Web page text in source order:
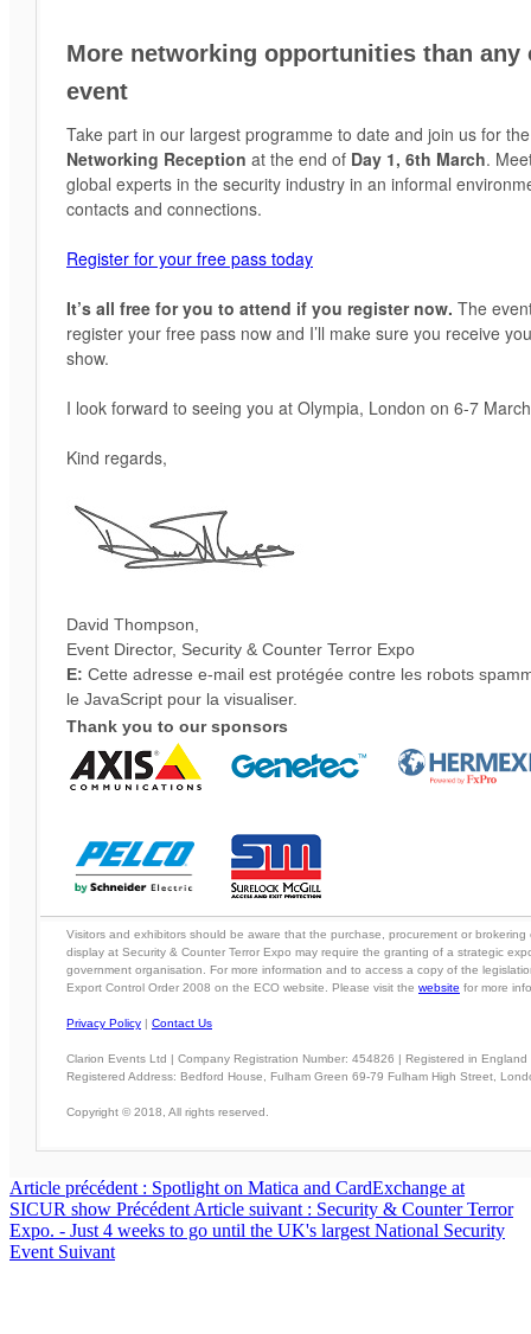
More networking opportunities than any
event
Take part in our largest programme to date and join us for
Networking Reception at the end of Day 1, 6th March.
global experts in the security industry in an informal
contacts and connections.
Register for your free pass today
It’s all free for you to attend if you register now. The
register your free pass now and I’ll make sure you receive
show.
I look forward to seeing you at Olympia, London on 6-7
Kind regards,
David Thompson,
Event Director, Security & Counter Terror Expo
E: Cette adresse e-mail est protégée contre les robots
le JavaScript pour la visualiser.
Thank you to our sponsors
Visitors and exhibitors should be aware that the purchase, procurement or
display at Security & Counter Terror Expo may require the granting of a strategic
government organisation. For more information and to access a copy of the
Export Control Order 2008 on the ECO website. Please visit the website for more
Privacy Policy | Contact Us
Clarion Events Ltd | Company Registration Number: 454826 | Registered in England
Registered Address: Bedford House, Fulham Green 69-79 Fulham High Street,
Copyright © 2018, All rights reserved.
Article précédent : Spotlight on Matica and CardExchange at
SICUR show Précédent Article suivant : Security & Counter Terror
Expo. - Just 4 weeks to go until the UK's largest National Security
Event Suivant